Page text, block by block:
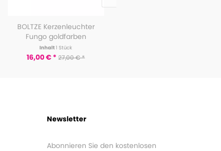
BOLTZE Kerzenleuchter
Fungo goldfarben
Inhalt1 Stück
16,00 € * 27,00 € *
Newsletter
Abonnieren Sie den kostenlosen